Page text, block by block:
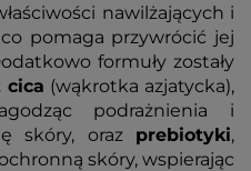
nawilżających i
pomaga przywrócić jej
formuły zostały
cica (wąkrotka azjatycka),
podrażnienia i
skóry, oraz prebiotyki,
skóry, wspierając